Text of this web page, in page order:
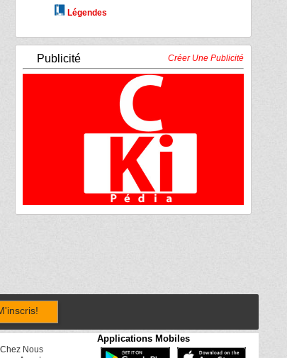
Légendes
Publicité Créer Une Publicité
Nous
Applications Mobiles